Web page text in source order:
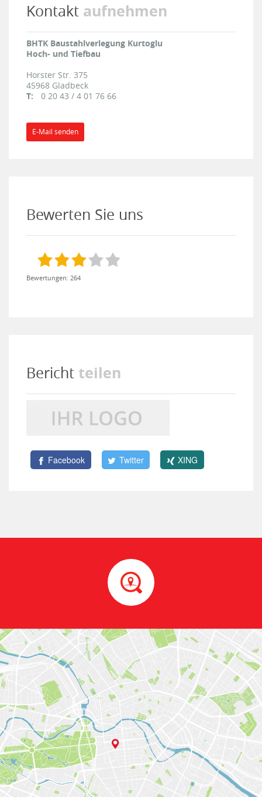
Kontakt aufnehmen
BHTK Baustahlverlegung Kurtoglu
Hoch- und Tiefbau
Horster Str. 375
45968 Gladbeck
T:
0 20 43 / 4 01 76 66
E-Mail senden
Bewerten Sie uns
Bewertungen: 264
Bericht teilen
Facebook Twitter XING